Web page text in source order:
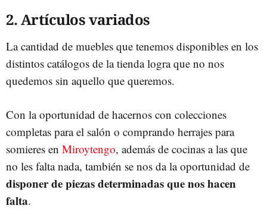
2. Artículos variados
La cantidad de muebles que tenemos disponibles en los
distintos catálogos de la tienda logra que no nos
quedemos sin aquello que queremos.
Con la oportunidad de hacernos con colecciones
completas para el salón o comprando herrajes para
somieres en Miroytengo, además de cocinas a las que
no les falta nada, también se nos da la oportunidad de
disponer de piezas determinadas que nos hacen
falta.